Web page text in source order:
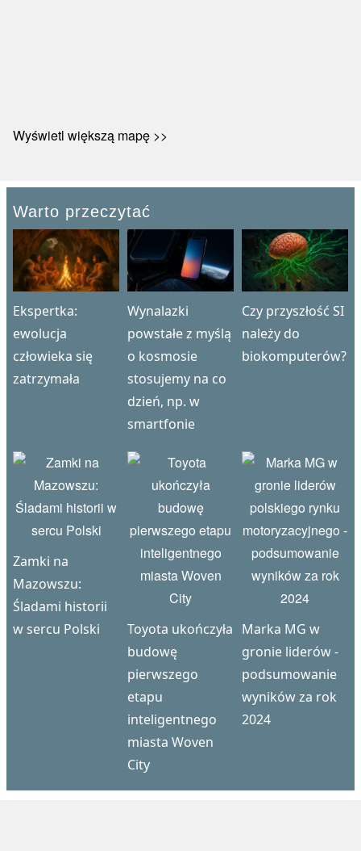
Wyświetl większą mapę >>
Warto przeczytać
Ekspertka:
ewolucja
człowieka się
zatrzymała
Wynalazki
powstałe z myślą
o kosmosie
stosujemy na co
dzień, np. w
smartfonie
Czy przyszłość SI
należy do
biokomputerów?
Zamki na
Mazowszu:
Śladami historii
w sercu Polski
Toyota ukończyła
budowę
pierwszego
etapu
inteligentnego
miasta Woven
City
Marka MG w
gronie liderów -
podsumowanie
wyników za rok
2024